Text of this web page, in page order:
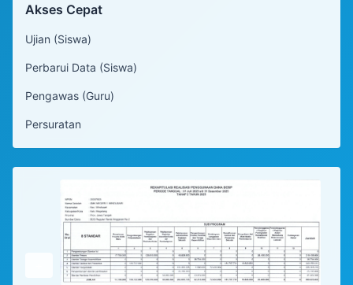
Akses Cepat
Ujian (Siswa)
Perbarui Data (Siswa)
Pengawas (Guru)
Persuratan